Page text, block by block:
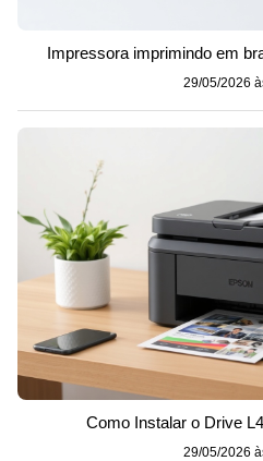
Impressora imprimindo em
29/05/2026
Como Instalar o Drive
29/05/2026